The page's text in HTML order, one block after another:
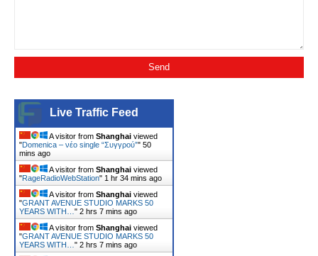
Live Traffic Feed
A visitor from Shanghai viewed
"Domenica – νέο single “Συγγρού”" 50
mins ago
A visitor from Shanghai viewed
"RageRadioWebStation" 1 hr 34 mins ago
A visitor from Shanghai viewed
"GRANT AVENUE STUDIO MARKS 50
YEARS WITH… " 2 hrs 7 mins ago
A visitor from Shanghai viewed
"GRANT AVENUE STUDIO MARKS 50
YEARS WITH… " 2 hrs 7 mins ago